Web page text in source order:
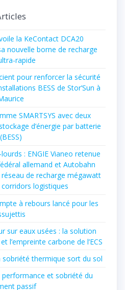
la KeContact DCA20
nouvelle borne de recharge
rapide
pour renforcer la sécurité
BESS de Stor’Sun à
SMARTSYS avec deux
d’énergie par batterie
(BESS)
: ENGIE Vianeo retenue
allemand et Autobahn
de recharge mégawatt
logistiques
à rebours lancé pour les
sur eaux usées : la solution
l’empreinte carbone de l’ECS
sobriété thermique sort du sol
performance et sobriété du
passif